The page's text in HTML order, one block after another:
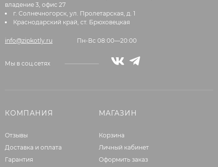
владение 3, офис 27
г. Солнечногорск, ул. Пролетарская, д. 1
Краснодарский край, ст. Брюховецкая
info@zipkotly.ru Пн-Вс 08:00—20:00
Мы в соц.сетях
КОМПАНИЯ
Отзывы
Доставка и оплата
Гарантия
МАГАЗИН
Корзина
Личный кабинет
Оформить заказ